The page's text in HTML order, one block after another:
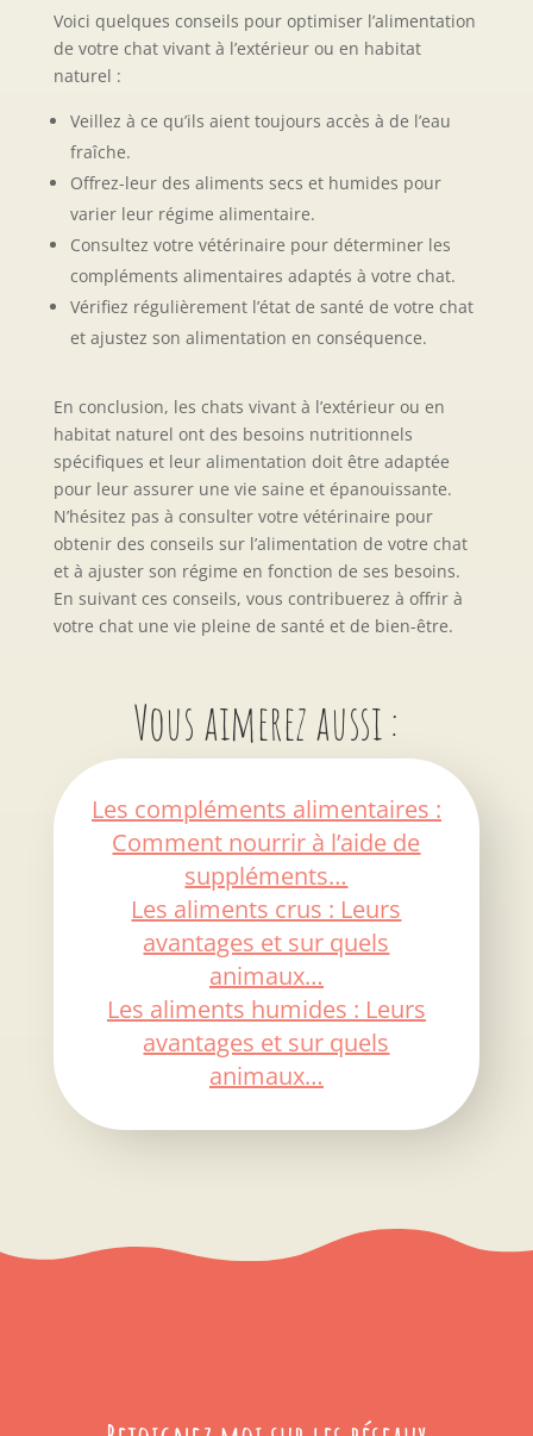
Voici quelques conseils pour optimiser l’alimentation
de votre chat vivant à l’extérieur ou en habitat
naturel :
Veillez à ce qu’ils aient toujours accès à de l’eau
fraîche.
Offrez-leur des aliments secs et humides pour
varier leur régime alimentaire.
Consultez votre vétérinaire pour déterminer les
compléments alimentaires adaptés à votre chat.
Vérifiez régulièrement l’état de santé de votre chat
et ajustez son alimentation en conséquence.
En conclusion, les chats vivant à l’extérieur ou en
habitat naturel ont des besoins nutritionnels
spécifiques et leur alimentation doit être adaptée
pour leur assurer une vie saine et épanouissante.
N’hésitez pas à consulter votre vétérinaire pour
obtenir des conseils sur l’alimentation de votre chat
et à ajuster son régime en fonction de ses besoins.
En suivant ces conseils, vous contribuerez à offrir à
votre chat une vie pleine de santé et de bien-être.
Vous aimerez aussi :
Les compléments alimentaires :
Comment nourrir à l’aide de
suppléments…
Les aliments crus : Leurs
avantages et sur quels
animaux…
Les aliments humides : Leurs
avantages et sur quels
animaux…